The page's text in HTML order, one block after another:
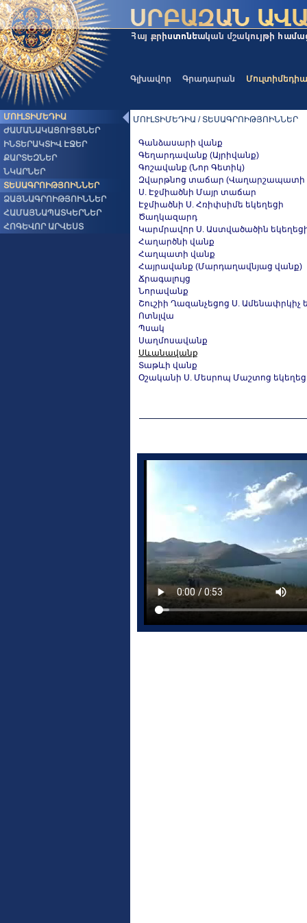
Գլխավոր Գրադարան Մուլտիմեդիա
ՄՈՒԼՏԻՄԵԴԻԱ
ԺԱՄԱՆԱԿԱՑՈՒՅՑՆԵՐ
ԻՆՏԵՐԱԿՏԻՎ ԷՋԵՐ
ՔԱՐՏԵԶՆԵՐ
ՆԿԱՐՆԵՐ
ՏԵՍԱԳՐՈԻԹՅՈԻՆՆԵՐ
ՁԱՅՆԱԳՐՈԻԹՅՈԻՆՆԵՐ
ՀԱՄԱՅՆԱՊԱՏԿԵՐՆԵՐ
ՀՈԳԵՎՈՐ ԱՐՎԵՍՏ
ՄՈՒԼՏԻՄԵԴԻԱ / ՏԵՍԱԳՐՈԻԹՅՈԻՆՆԵՐ
Գանձասարի վանք
Գեղարդավանք (Այրիվանք)
Գոշավանք (Նոր Գետիկ)
Զվարթնոց տաճար (Վաղարշապատի
Ս. Էջմիածնի Մայր տաճար
Էջմիածնի Ս. Հռիփսիմե եկեղեցի
Ծաղկազարդ
Կարմրավոր Ս. Աստվածածին
Հաղարծնի վանք
Հաղպատի վանք
Հայրավանք (Մարդաղավնյաց վանք)
Ճրագալույց
Նորավանք
Շուշիի Ղազանչեցոց Ս. Ամենափրկիչ
Ոտնլվա
Պսակ
Սաղմոսավանք
Սևանավանք
Տաթևի վանք
Օշականի Ս. Մեսրոպ Մաշտոց